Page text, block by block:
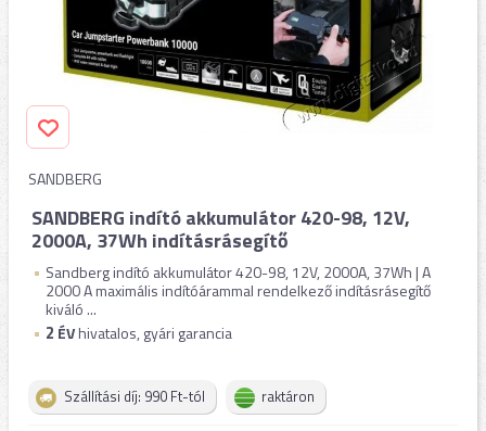
SANDBERG
SANDBERG indító akkumulátor 420-98, 12V,
2000A, 37Wh indításrásegítő
Sandberg indító akkumulátor 420-98, 12V, 2000A, 37Wh | A
2000 A maximális indítóárammal rendelkező indításrásegítő
kiváló ...
2 ÉVhivatalos, gyári garancia
Szállítási díj: 990 Ft-tól raktáron